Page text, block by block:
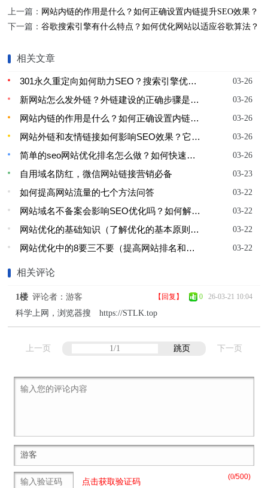
上一篇： 网站内链的作用是什么？如何正确设置内链提升SEO效果？
下一篇：谷歌搜索引擎有什么特点？如何优化网站以适应谷歌算法？
相关文章
03-26
301永久重定向如何助力SEO？搜索引擎优化中301重定向的作用是什么？
03-26
新网站怎么发外链？外链建设的正确步骤是什么？
03-26
网站内链的作用是什么？如何正确设置内链提升SEO效果？
03-26
网站外链和友情链接如何影响SEO效果？它们的作用是什么？
03-26
简单的seo网站优化排名怎么做？如何快速提升网站排名？
03-23
自用域名防红，微信网站链接营销必备
03-22
如何提高网站流量的七个方法问答
03-22
网站域名不备案会影响SEO优化吗？如何解决？
03-22
网站优化的基础知识（了解优化的基本原则，提升网站排名）
03-22
网站优化中的8要三不要（提高网站排名和流量的关键方法）
相关评论
【回复】 026-03-21 10:04
1楼 评论者：游客
科学上网，浏览器搜 https://STLK.top
上一页 跳页 下一页
(0/500)
点击获取验证码